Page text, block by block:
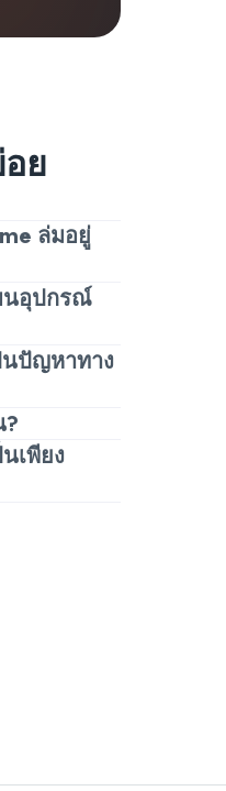
ย
ล่มอยู่
อไม่
ดไปเอง
ายงาน
าฟที่พุ่งสูง
อสอง ขึ้น
ล่ม
รือแค่คุณ
นอุปกรณ์
ทำงาน
องเหตุผล
รือ โดเมน
า
ทำให้มี
ได้
นปัญหาทาง
หรือไม่
กไม่มี
อของคุณ
ยงานเพิ่ม
ามว่าจะ
ม ส่วน
ชะงัก
เพียง